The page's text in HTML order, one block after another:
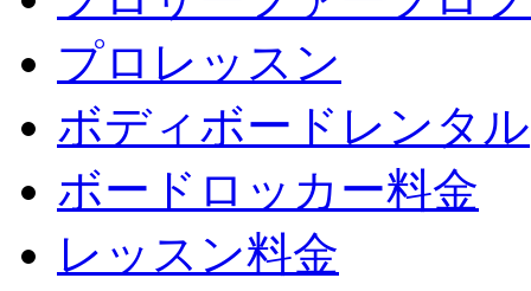
プロレッスン
ボディボードレンタル
ボードロッカー料金
レッスン料金